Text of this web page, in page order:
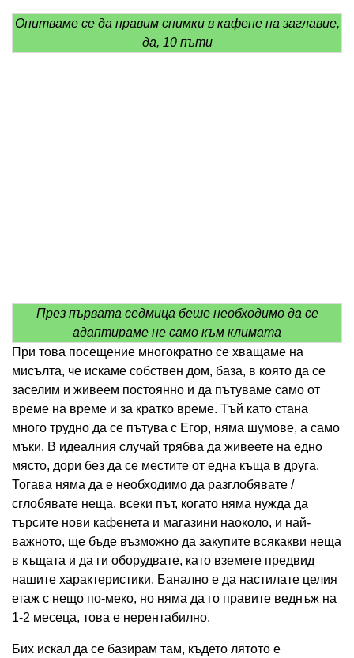
Опитваме се да правим снимки в кафене на заглавие,
да, 10 пъти
През първата седмица беше необходимо да се
адаптираме не само към климата
При това посещение многократно се хващаме на
мисълта, че искаме собствен дом, база, в която да се
заселим и живеем постоянно и да пътуваме само от
време на време и за кратко време. Тъй като стана
много трудно да се пътува с Егор, няма шумове, а само
мъки. В идеалния случай трябва да живеете на едно
място, дори без да се местите от една къща в друга.
Тогава няма да е необходимо да разглобявате /
сглобявате неща, всеки път, когато няма нужда да
търсите нови кафенета и магазини наоколо, и най-
важното, ще бъде възможно да закупите всякакви неща
в къщата и да ги оборудвате, като вземете предвид
нашите характеристики. Банално е да настилате целия
етаж с нещо по-меко, но няма да го правите веднъж на
1-2 месеца, това е нерентабилно.
Бих искал да се базирам там, където лятото е